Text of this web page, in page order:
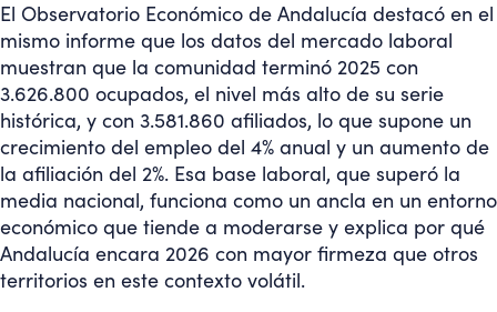
El Observatorio Económico de Andalucía destacó en el
mismo informe que los datos del mercado laboral
muestran que la comunidad terminó 2025 con
3.626.800 ocupados, el nivel más alto de su serie
histórica, y con 3.581.860 afiliados, lo que supone un
crecimiento del empleo del 4% anual y un aumento de
la afiliación del 2%. Esa base laboral, que superó la
media nacional, funciona como un ancla en un entorno
económico que tiende a moderarse y explica por qué
Andalucía encara 2026 con mayor firmeza que otros
territorios en este contexto volátil.